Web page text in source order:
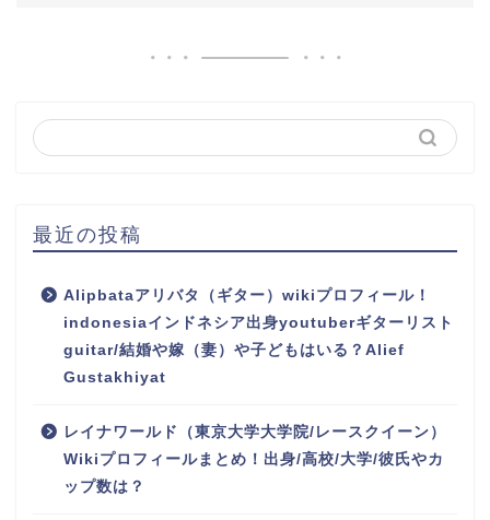
最近の投稿
Alipbataアリバタ（ギター）wikiプロフィール！
indonesiaインドネシア出身youtuberギターリスト
guitar/結婚や嫁（妻）や子どもはいる？Alief
Gustakhiyat
レイナワールド（東京大学大学院/レースクイーン）
Wikiプロフィールまとめ！出身/高校/大学/彼氏やカ
ップ数は？